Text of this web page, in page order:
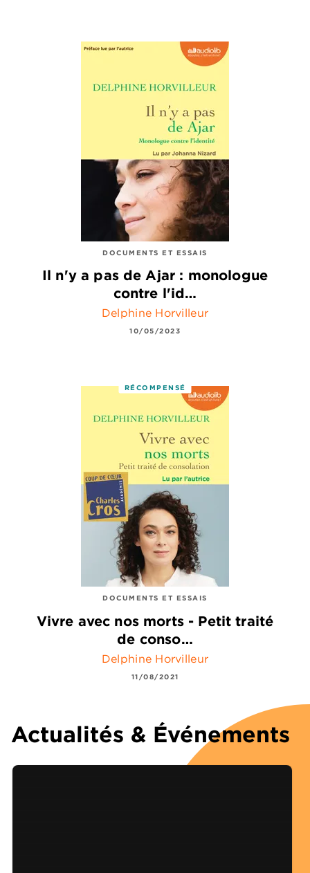
DOCUMENTS ET ESSAIS
Il n'y a pas de Ajar : monologue
contre l'id…
Delphine Horvilleur
10/05/2023
RÉCOMPENSÉ
DOCUMENTS ET ESSAIS
Vivre avec nos morts - Petit traité
de conso…
Delphine Horvilleur
11/08/2021
Actualités & Événements